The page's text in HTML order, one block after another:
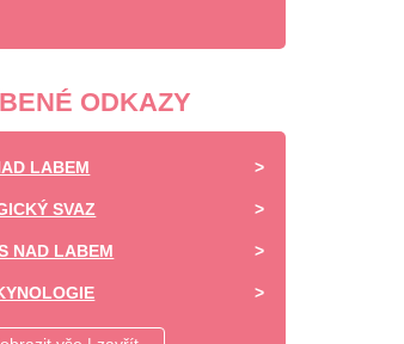
ODKAZY
LABEM
SVAZ
NAD LABEM
- CHOVATELSKÁ STANICE -